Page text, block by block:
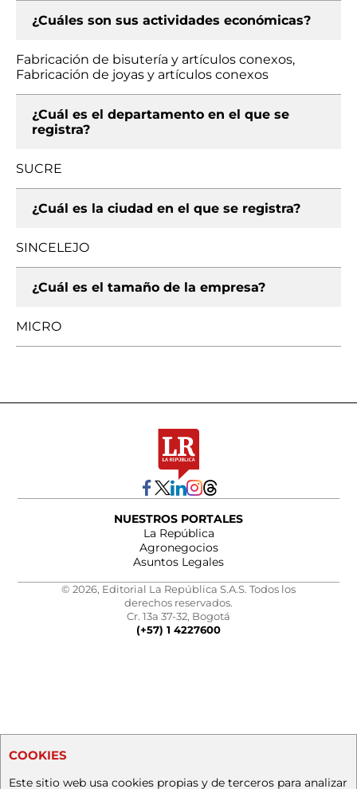
¿Cuáles son sus actividades económicas?
Fabricación de bisutería y artículos conexos,
Fabricación de joyas y artículos conexos
¿Cuál es el departamento en el que se
registra?
SUCRE
¿Cuál es la ciudad en el que se registra?
SINCELEJO
¿Cuál es el tamaño de la empresa?
MICRO
NUESTROS PORTALES
La República
Agronegocios
Asuntos Legales
© 2026, Editorial La República S.A.S. Todos los
derechos reservados.
Cr. 13a 37-32, Bogotá
(+57) 1 4227600
COOKIES
Este sitio web usa cookies propias y de terceros para analizar